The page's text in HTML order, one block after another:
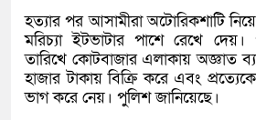
হত্যার পর আসামীরা অটোরিকশাটি
মরিচ্যা ইটভাটার পাশে রেখে
তারিখে কোটবাজার এলাকায় অজ্ঞাত
হাজার টাকায় বিক্রি করে এবং
ভাগ করে নেয়। পুলিশ জানিয়েছে।